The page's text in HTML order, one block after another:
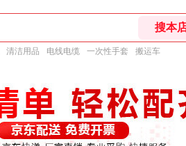
清洁用品 电线电缆 一次性手套 搬运车